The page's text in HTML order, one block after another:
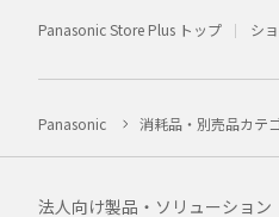
Panasonic Store Plus トップ シ
Panasonic 消耗品・別売品カテ
法人向け製品・ソリューション